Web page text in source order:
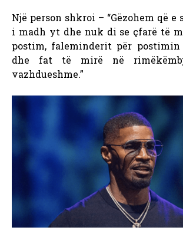
Një person shkroi – “Gëzohem që e
i madh yt dhe nuk di se çfarë të
postim, faleminderit për postimin
dhe fat të mirë në
vazhdueshme.”